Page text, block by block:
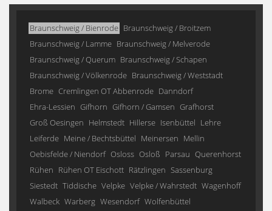
Braunschweig / Bienrode Braunschweig / Broitzem
Braunschweig / Lamme Braunschweig / Melverode
Braunschweig / Querum Braunschweig / Schapen
Braunschweig / Völkenrode Braunschweig / Weststadt
Brome Cremlingen OT Abbenrode Danndorf
Ehra-Lessien Gifhorn Gifhorn / Gamsen Grafhorst
Groß Oesingen Helmstedt Hillerse Isenbüttel Lehre
Leiferde Meine / Bechtsbüttel Meinersen Mellin
Oebisfelde / Niendorf Osloss Osloß Parsau Querenhorst
Rühen Rühen OT Eischott Rätzlingen Sassenburg
Siestedt Tiddische Velpke Velpke / Wahrstedt Wagenhoff
Walbeck Warberg Wesendorf Wolfenbüttel